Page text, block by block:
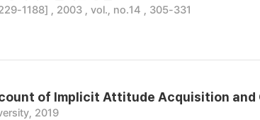
1188] , 2003 , vol., no.14 , 305-331
of Implicit Attitude Acquisition and
2019